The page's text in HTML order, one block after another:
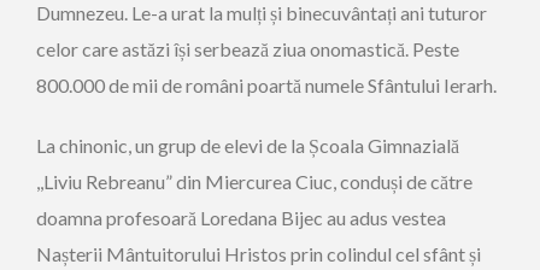
Dumnezeu. Le-a urat la mulți și binecuvântați ani tuturor
celor care astăzi își serbează ziua onomastică. Peste
800.000 de mii de români poartă numele Sfântului Ierarh.
La chinonic, un grup de elevi de la Școala Gimnazială
,,Liviu Rebreanu” din Miercurea Ciuc, conduși de către
doamna profesoară Loredana Bijec au adus vestea
Nașterii Mântuitorului Hristos prin colindul cel sfânt și